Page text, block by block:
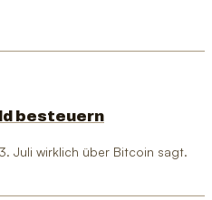
besteuern
Juli wirklich über Bitcoin sagt.